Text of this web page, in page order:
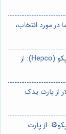
در مورد انتخاب،
⭐️ راهنمای جامع خرید لوازم یدکی گریدر هپکو (Hepco): از
از پارت یدک
از پارت